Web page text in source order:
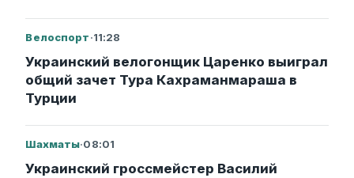
Велоспорт·11:28
Украинский велогонщик Царенко выиграл
общий зачет Тура Кахраманмараша в
Турции
Шахматы·08:01
Украинский гроссмейстер Василий